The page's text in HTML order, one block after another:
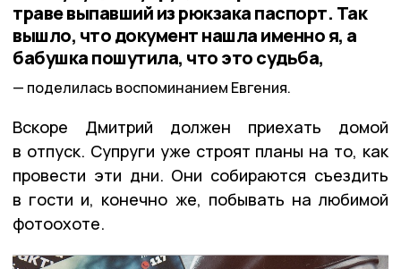
траве выпавший из рюкзака паспорт. Так
вышло, что документ нашла именно я, а
бабушка пошутила, что это судьба,
поделилась воспоминанием Евгения.
Вскоре Дмитрий должен приехать домой
в отпуск. Супруги уже строят планы на то, как
провести эти дни. Они собираются съездить
в гости и, конечно же, побывать на любимой
фотоохоте.